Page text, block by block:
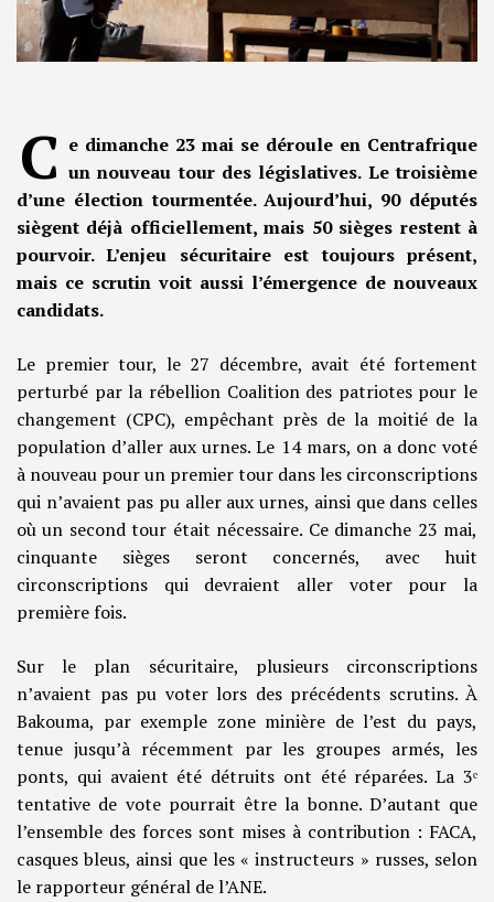
C e dimanche 23 mai se déroule en Centrafrique
un nouveau tour des législatives. Le troisième
d’une élection tourmentée. Aujourd’hui, 90 députés
siègent déjà officiellement, mais 50 sièges restent à
pourvoir. L’enjeu sécuritaire est toujours présent,
mais ce scrutin voit aussi l’émergence de nouveaux
candidats.
Le premier tour, le 27 décembre, avait été fortement
perturbé par la rébellion Coalition des patriotes pour le
changement (CPC), empêchant près de la moitié de la
population d’aller aux urnes. Le 14 mars, on a donc voté
à nouveau pour un premier tour dans les circonscriptions
qui n’avaient pas pu aller aux urnes, ainsi que dans celles
où un second tour était nécessaire. Ce dimanche 23 mai,
cinquante sièges seront concernés, avec huit
circonscriptions qui devraient aller voter pour la
première fois.
Sur le plan sécuritaire, plusieurs circonscriptions
n’avaient pas pu voter lors des précédents scrutins. À
Bakouma, par exemple zone minière de l’est du pays,
tenue jusqu’à récemment par les groupes armés, les
ponts, qui avaient été détruits ont été réparées. La 3ᵉ
tentative de vote pourrait être la bonne. D’autant que
l’ensemble des forces sont mises à contribution : FACA,
casques bleus, ainsi que les « instructeurs » russes, selon
le rapporteur général de l’ANE.